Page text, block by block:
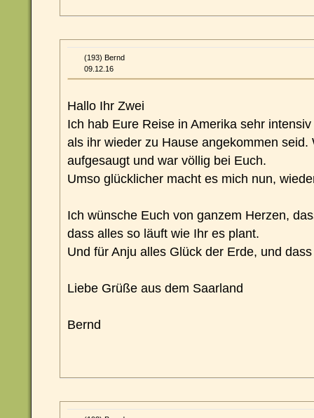
(193) Bernd
09.12.16
Hallo Ihr Zwei
Ich hab Eure Reise in Amerika sehr
als ihr wieder zu Hause angekommen
aufgesaugt und war völlig bei Euch.
Umso glücklicher macht es mich nun,
Ich wünsche Euch von ganzem Herzen,
dass alles so läuft wie Ihr es plant.
Und für Anju alles Glück der Erde, und
Liebe Grüße aus dem Saarland
Bernd